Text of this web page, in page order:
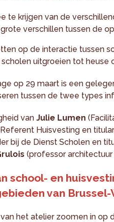
te krijgen van de
verschillen tussen de
op de interactie tussen
scholen uitgroeien tot heuse
op 29 maart is een
tussen de twee types
vanJulie Lumen
Huisvesting en
bij de Dienst Scholen en
(professor
school- en
van Brussel-
het atelier zoomen in op